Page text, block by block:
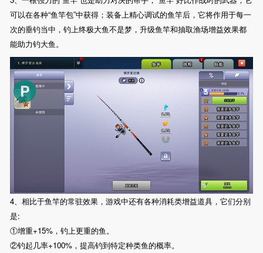
可以在各种“鱼竿包”中获得；装备上精心调试的鱼竿后，它将作用于每一
次的垂钓当中，钓上终极大鱼不是梦，升级鱼竿和抽取渔场增益效果都
能助力钓大鱼。
4、相比于鱼竿的常驻效果，游戏中还有各种消耗类增益道具，它们分别
是:
①增重+15%，钓上更重的鱼。
②钓起几率+100%，提高钓到特定种类鱼的概率。